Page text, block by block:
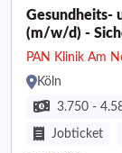
Gesundheits-
(m/w/d) -
Zukunft!
PAN Klinik Am
Köln
3.750 -
Jobticket